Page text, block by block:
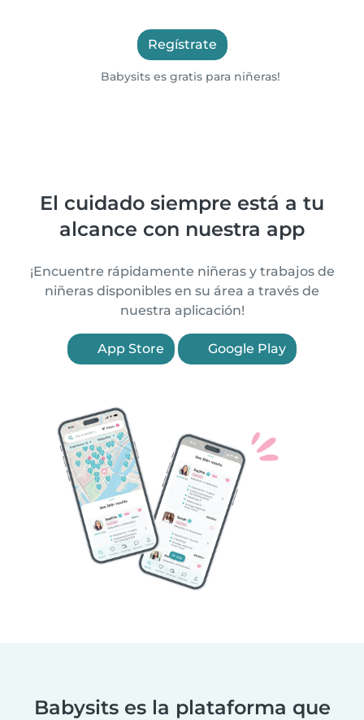
Regístrate
Babysits es gratis para niñeras!
El cuidado siempre está a tu
alcance con nuestra app
¡Encuentre rápidamente niñeras y trabajos de
niñeras disponibles en su área a través de
nuestra aplicación!
App Store Google Play
Babysits es la plataforma que